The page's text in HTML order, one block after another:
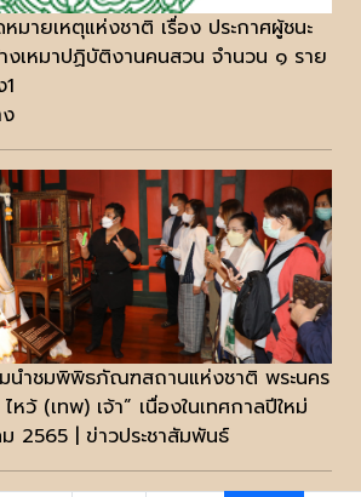
มายเหตุแห่งชาติ เรื่อง ประกาศผู้ชนะ
งเหมาปฏิบัติงานคนสวน จำนวน ๑ ราย
นำชมพิพิธภัณฑสถานแห่งชาติ พระนคร
หว้ (เทพ) เจ้า” เนื่องในเทศกาลปีใหม่
2565 | ข่าวประชาสัมพันธ์